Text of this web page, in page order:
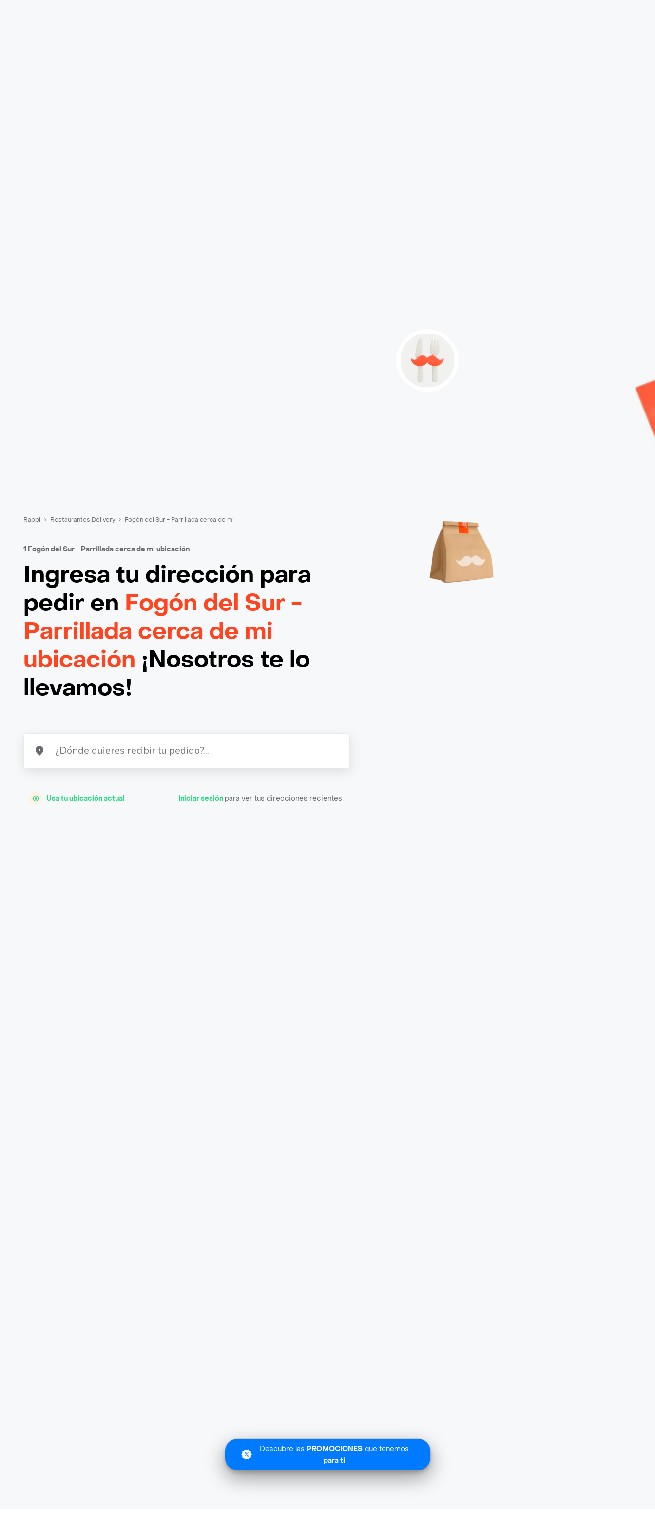
Descubre las PROMOCIONES que tenemos
para ti
Rappi Restaurantes Delivery Fogón del Sur - Parrillada cerca de mi
1 Fogón del Sur - Parrillada cerca de mi ubicación
Ingresa tu dirección para
pedir en Fogón del Sur -
Parrillada cerca de mi
ubicación ¡Nosotros te lo
llevamos!
Usa tu ubicación actual Iniciar sesión para ver tus direcciones recientes